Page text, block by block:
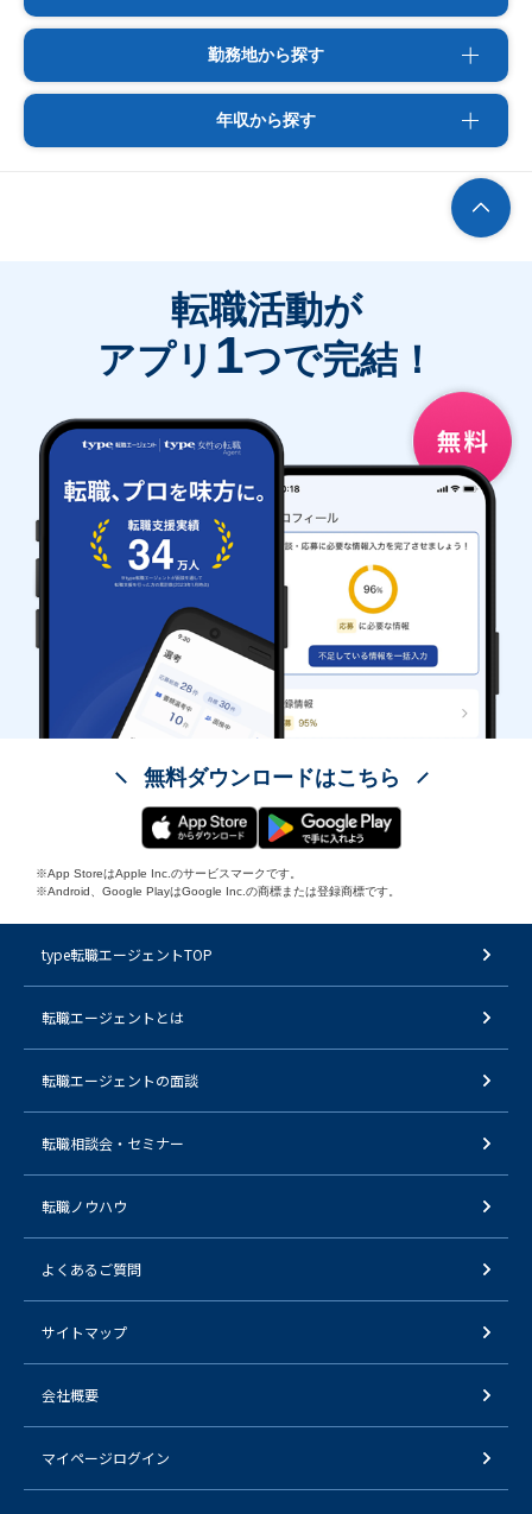
勤務地から探す
年収から探す
転職活動が
アプリ 1つで完結！
無料ダウンロードはこちら
※App StoreはApple Inc.のサービスマークです。
※Android、Google PlayはGoogle Inc.の商標または登録商標です。
type転職エージェントTOP
転職エージェントとは
転職エージェントの面談
転職相談会・セミナー
転職ノウハウ
よくあるご質問
サイトマップ
会社概要
マイページログイン